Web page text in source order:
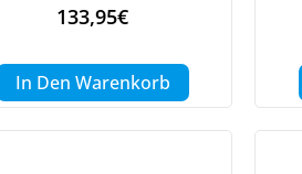
133,95€
In Den Warenkorb